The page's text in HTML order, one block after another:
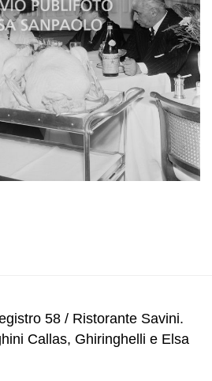
58 / Ristorante Savini.
Callas, Ghiringhelli e Elsa